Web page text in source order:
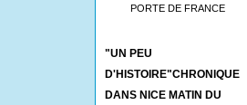
PORTE DE FRANCE
"UN PEU
D'HISTOIRE"CHRONIQUE
DANS NICE MATIN DU